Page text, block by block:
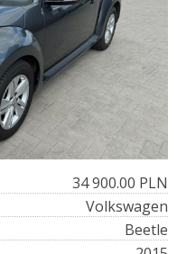
34 900.00 PLN
Volkswagen
Beetle